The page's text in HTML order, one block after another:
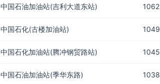
中国石油加油站(吉利大道东站) 1062
中国石化(古楼加油站) 1049
中国石化加油站(腾冲钢贸路站) 1045
中国石油加油站(季华东路) 1038